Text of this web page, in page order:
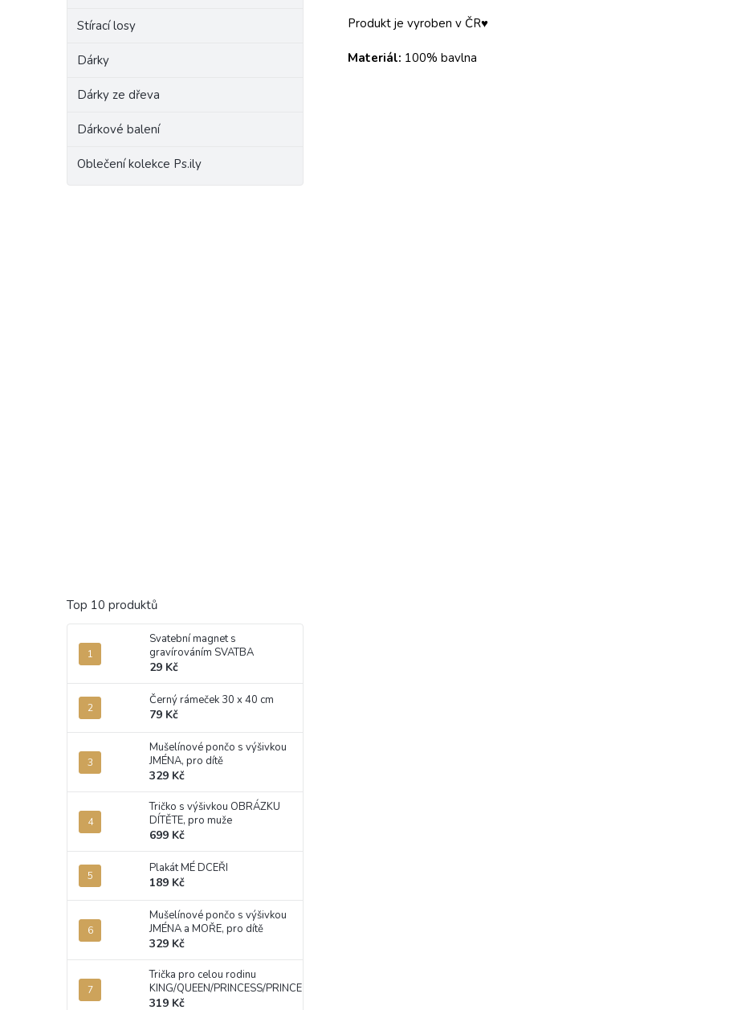
Stírací losy
Dárky
Dárky ze dřeva
Dárkové balení
Oblečení kolekce Ps.ily
Top 10 produktů
Svatební magnet s
gravírováním SVATBA
29 Kč
Černý rámeček 30 x 40 cm
79 Kč
Mušelínové pončo s výšivkou
JMÉNA, pro dítě
329 Kč
Tričko s výšivkou OBRÁZKU
DÍTĚTE, pro muže
699 Kč
Plakát MÉ DCEŘI
189 Kč
Mušelínové pončo s výšivkou
JMÉNA a MOŘE, pro dítě
329 Kč
Trička pro celou rodinu
KING/QUEEN/PRINCESS/PRINCE
319 Kč
Produkt je vyroben v ČR♥
Materiál: 100% bavlna